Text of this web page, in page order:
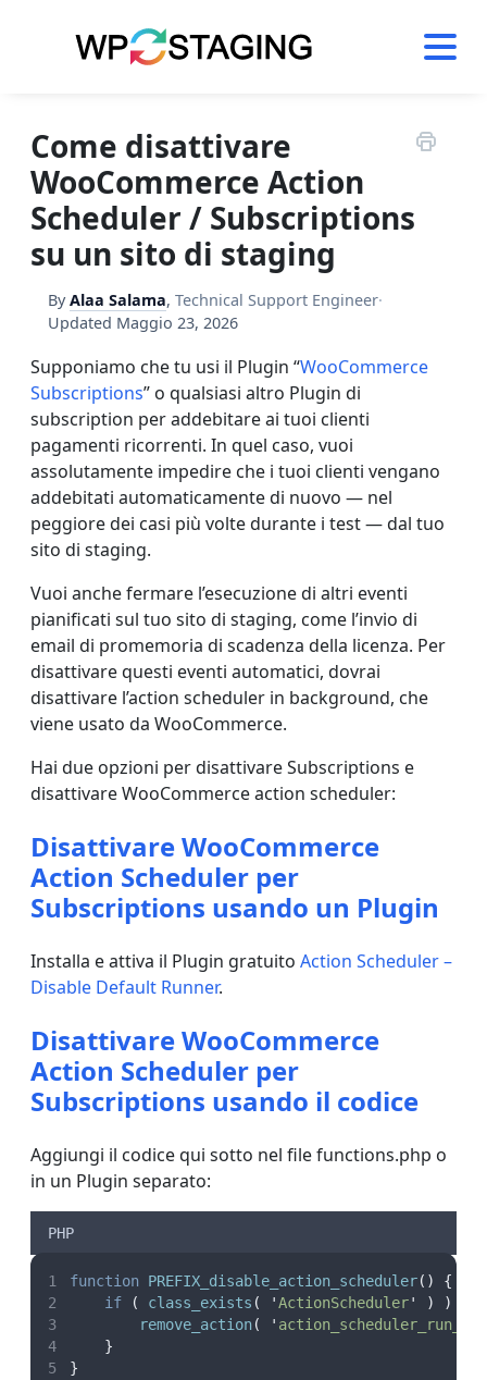
Come disattivare
WooCommerce Action
Scheduler / Subscriptions
su un sito di staging
ByAlaa Salama, Technical Support Engineer·
Updated Maggio 23, 2026
Supponiamo che tu usi il Plugin “WooCommerce
Subscriptions” o qualsiasi altro Plugin di
subscription per addebitare ai tuoi clienti
pagamenti ricorrenti. In quel caso, vuoi
assolutamente impedire che i tuoi clienti vengano
addebitati automaticamente di nuovo — nel
peggiore dei casi più volte durante i test — dal tuo
sito di staging.
Vuoi anche fermare l’esecuzione di altri eventi
pianificati sul tuo sito di staging, come l’invio di
email di promemoria di scadenza della licenza. Per
disattivare questi eventi automatici, dovrai
disattivare l’action scheduler in background, che
viene usato da WooCommerce.
Hai due opzioni per disattivare Subscriptions e
disattivare WooCommerce action scheduler:
Disattivare WooCommerce
Action Scheduler per
Subscriptions usando un Plugin
Installa e attiva il Plugin gratuito Action Scheduler –
Disable Default Runner.
Disattivare WooCommerce
Action Scheduler per
Subscriptions usando il codice
Aggiungi il codice qui sotto nel file functions.php o
in un Plugin separato:
PHP
function PREFIX_disable_action_scheduler()
{
if
( class_exists ( 'ActionScheduler' ) )
remove_action( '
}
}